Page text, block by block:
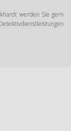
privaten
Detektei
werden Sie gern